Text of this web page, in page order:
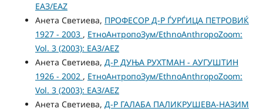
ЕАЗ/EAZ
Анета Светиева, ПРОФЕСОР Д-Р ЃУРЃИЦА ПЕТРОВИЌ
1927 - 2003 , ЕтноАнтропоЗум/EthnoAnthropoZoom:
Vol. 3 (2003): ЕАЗ/AEZ
Анета Светиева, Д-Р ДУЊА РУХТМАН - АУГУШТИН
1926 - 2002 , ЕтноАнтропоЗум/EthnoAnthropoZoom:
Vol. 3 (2003): ЕАЗ/AEZ
Анета Светиева, Д-Р ГАЛАБА ПАЛИКРУШЕВА-НАЗИМ